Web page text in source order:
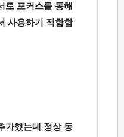
로 포커스를 통해
사용하기 적합합
가했는데 정상 동